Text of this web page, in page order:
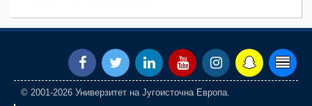
© 2001-2026 Универзитет на Југоисточна Европа.